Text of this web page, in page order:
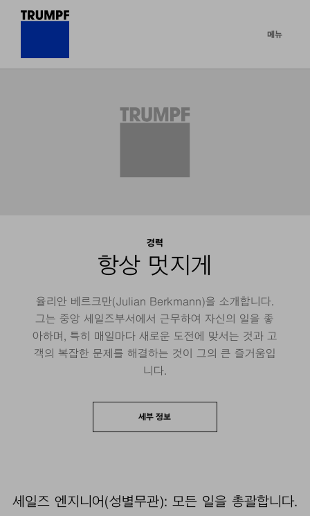
메뉴
경력
항상 멋지게
율리안 베르크만(Julian Berkmann)을 소개합니다.
그는 중앙 세일즈부서에서 근무하여 자신의 일을 좋
아하며, 특히 매일마다 새로운 도전에 맞서는 것과 고
객의 복잡한 문제를 해결하는 것이 그의 큰 즐거움입
니다.
세부 정보
세일즈 엔지니어(성별무관): 모든 일을 총괄합니다.